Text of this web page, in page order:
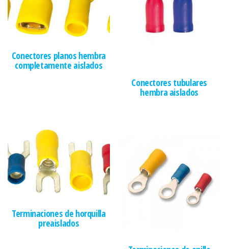
Conectores planos hembra
completamente aislados
Conectores tubulares
hembra aislados
Terminaciones de horquilla
preaislados